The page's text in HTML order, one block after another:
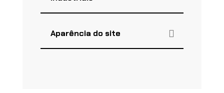
Aparência do site